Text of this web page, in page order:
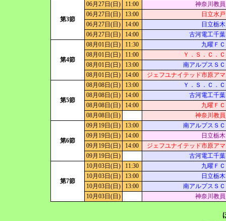
第3節
06月27日(日) 11:00
神奈川教員
06月27日(日)
13:00
日立水戸
06月27日(日)
14:00
日立栃木
06月27日(日)
14:00 古河電工千葉
第4節
08月01日(日) 11:30
九曜ＦＣ
08月01日(日)
11:00
Ｙ．Ｓ．Ｃ．Ｃ
08月01日(日)
13:00
南アルプスＳＣ
08月01日(日)
14:00 ジェフユナイテッド市原アマ
第5節
08月08日(日) 13:00
Ｙ．Ｓ．Ｃ．Ｃ
08月08日(日)
14:00
古河電工千葉
08月08日(日)
14:00
九曜ＦＣ
08月08日(日)
神奈川教員
第6節
09月19日(日) 13:00
南アルプスＳＣ
09月19日(日)
14:00
日立栃木
09月19日(日)
14:00
ジェフユナイテッド市原アマ
09月19日(日)
古河電工千葉
第7節
10月03日(日) 11:30
九曜ＦＣ
10月03日(日)
13:00
日立栃木
10月03日(日)
13:00
南アルプスＳＣ
10月03日(日)
神奈川教員